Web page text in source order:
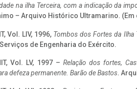
na ilha Terceira, com a indicação da
– Arquivo Histórico Ultramarino.
Vol. LIV, 1996, Tombos dos Fortes da Ilha
de Engenharia do Exército.
Vol. LV, 1997 – Relação dos fortes,
defeza permanente. Barão de Bastos.